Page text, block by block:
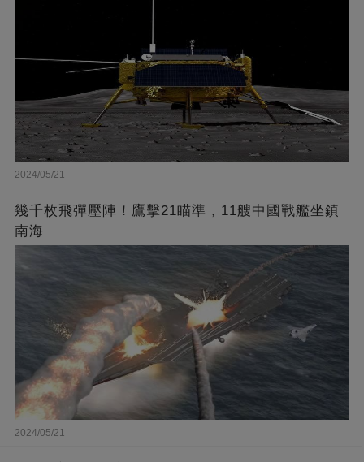
2024/05/21
幾千枚飛彈壓陣！鷹擊21瞄準，11艘中國戰艦坐鎮
南海
2024/05/21